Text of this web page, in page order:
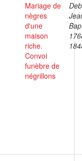
Mariage de
nègres
d'une
maison
riche.
Convoi
funèbre de
négrillons